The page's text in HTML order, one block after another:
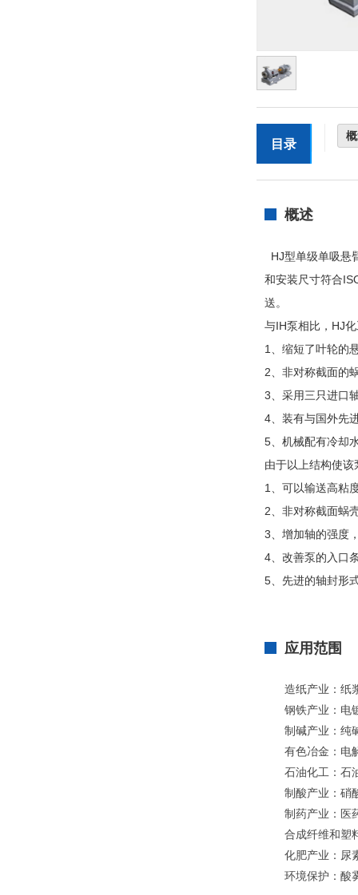
目录
概述
HJ型单级单吸悬
和安装尺寸符合
送。
与IH泵相比，HJ
1、缩短了叶轮的
2、非对称截面的
3、采用三只进口
4、装有与国外先
5、机械配有冷却
由于以上结构使
1、可以输送高粘
2、非对称截面蜗
3、增加轴的强度
4、改善泵的入口
5、先进的轴封形
应用范围
造纸产业：纸
钢铁产业：电
制碱产业：纯
有色冶金：电
石油化工：石
制酸产业：硝
制药产业：医
合成纤维和塑
化肥产业：尿
环境保护：酸